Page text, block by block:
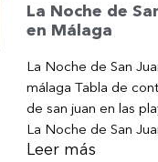
La Noche de
en Málaga
La Noche de San
málaga Tabla de
de san juan en las
La Noche de San
Leer más